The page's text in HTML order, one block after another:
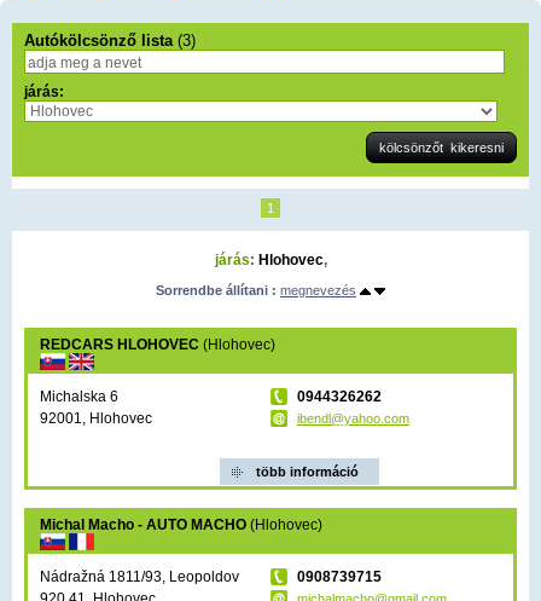
Autókölcsönző lista(3)
járás:
1
járás: Hlohovec,
Sorrendbe állítani : megnevezés
REDCARS HLOHOVEC (Hlohovec)
Michalska 6
92001, Hlohovec
0944326262
ibendl@yahoo.com
több információ
Michal Macho - AUTO MACHO (Hlohovec)
Nádražná 1811/93, Leopoldov
0908739715